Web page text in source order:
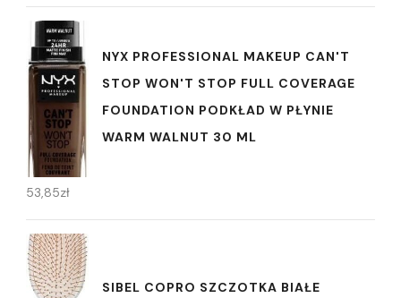
NYX PROFESSIONAL MAKEUP CAN'T
STOP WON'T STOP FULL COVERAGE
FOUNDATION PODKŁAD W PŁYNIE
WARM WALNUT 30 ML
53,85zł
SIBEL COPRO SZCZOTKA BIAŁE